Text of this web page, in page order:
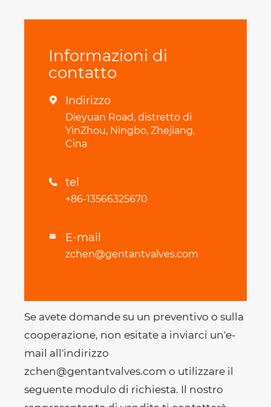
Informazioni di
contatto
 Indirizzo
Dieyuan Road, distretto di
YinZhou, Ningbo, Zhejiang,
Cina
 tel
+86-13566325670
 E-mail
zchen@gentantvalves.com
Se avete domande su un preventivo o sulla
cooperazione, non esitate a inviarci un'e-
mail all'indirizzo
zchen@gentantvalves.com o utilizzare il
seguente modulo di richiesta. Il nostro